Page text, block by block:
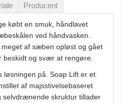
Producent
købt en smuk, håndlavet
ved håndvasken.
af sæben opløst og gået
og svær at rengøre.
løsningen på. Soap Lift er et
af majsstivelsebaseret
selvdrænende skruktur tillader